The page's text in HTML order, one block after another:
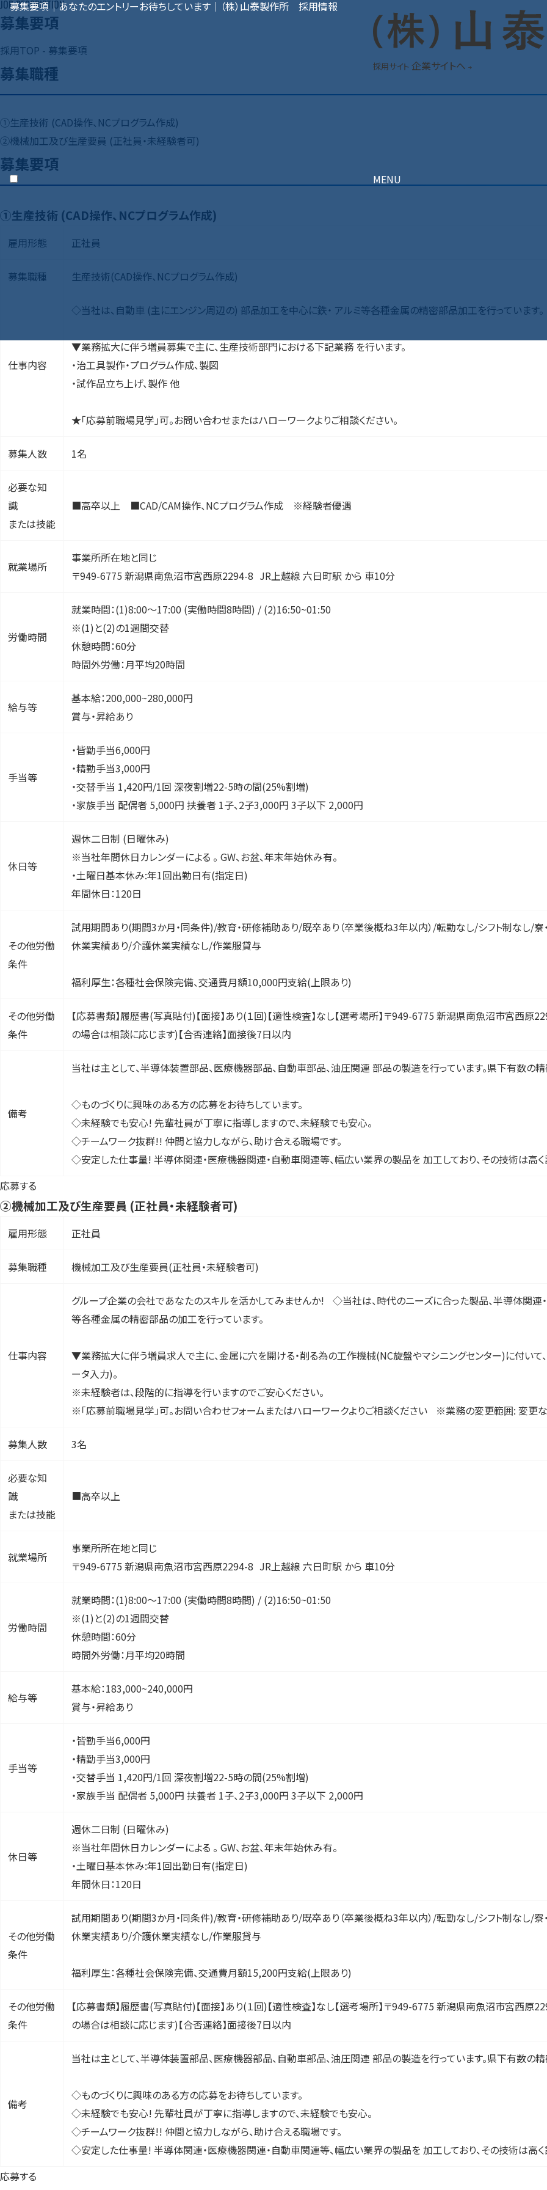
募集要項｜あなたのエントリーお待ちしています｜（株）山泰製作所 採用情報
採用サイト 企業サイトへ
MENU
JOB DESCRIPTION
募集要項
採用TOP - 募集要項
募集職種
①生産技術 (CAD操作、NCプログラム作成)
②機械加工及び生産要員 (正社員・未経験者可)
募集要項
①生産技術 (CAD操作、NCプログラム作成)
雇用形態 正社員
募集職種 生産技術(CAD操作、NCプログラム作成)
仕事内容
◇当社は、自動車 (主にエンジン周辺の) 部品加工を中心に鉄・ アルミ等各種金属の精密部品加工を行っています。
▼業務拡大に伴う増員募集で主に、生産技術部門における下記業務 を行います。
・治工具製作・プログラム作成、製図
・試作品立ち上げ、製作 他
★「応募前職場見学」可。お問い合わせまたはハローワークよりご相談ください。
募集人数 1名
必要な知
識
または技能
■高卒以上 ■CAD/CAM操作、NCプログラム作成 ※経験者優遇
就業場所
事業所所在地と同じ
〒949-6775 新潟県南魚沼市宮西原2294-8 JR上越線 六日町駅 から 車10分
労働時間
就業時間：(1)8:00～17:00 (実働時間8時間) / (2)16:50~01:50
※(1)と(2)の1週間交替
休憩時間：60分
時間外労働：月平均20時間
給与等
基本給：200,000~280,000円
賞与・昇給あり
手当等
・皆勤手当6,000円
・精勤手当3,000円
・交替手当 1,420円/1回 深夜割増22-5時の間(25%割増)
・家族手当 配偶者 5,000円 扶養者 1子、2子3,000円 3子以下 2,000円
休日等
週休二日制 (日曜休み)
※当社年間休日カレンダーによる 。 GW、お盆、年末年始休み有。
・土曜日基本休み:年1回出勤日有(指定日)
年間休日：120日
その他労働
条件
試用期間あり(期間3か月・同条件)/教育・研修補助あり/既卒あり（卒業後概ね3年以内）/転勤なし/シフト制なし
休業実績あり/介護休業実績なし/作業服貸与
福利厚生：各種社会保険完備、交通費月額10,000円支給(上限あり)
その他労働
条件
【応募書類】履歴書(写真貼付)【面接】あり(１回)【適性検査】なし【選考場所】〒949-6775 新潟県南魚沼市宮西
の場合は相談に応じます)【合否連絡】面接後7日以内
備考
当社は主として、半導体装置部品、医療機器部品、自動車部品、油圧関連 部品の製造を行っています。県下有数の
◇ものづくりに興味のある方の応募をお待ちしています。
◇未経験でも安心! 先輩社員が丁寧に指導しますので、未経験でも安心。
◇チームワーク抜群!! 仲間と協力しながら、助け合える職場です。
◇安定した仕事量! 半導体関連・医療機器関連・自動車関連等、幅広い業界の製品を 加工しており、その技術は高く
応募する
②機械加工及び生産要員 (正社員・未経験者可)
雇用形態 正社員
募集職種 機械加工及び生産要員(正社員・未経験者可)
仕事内容
グループ企業の会社であなたのスキルを活かしてみませんか! ◇当社は、時代のニーズに合った製品、半導体関連
等各種金属の精密部品の加工を行っています。
▼業務拡大に伴う増員求人で主に、金属に穴を開ける・削る為の工作機械(NC旋盤やマシニングセンター)に付いて
ータ入力)。
※未経験者は、段階的に指導を行いますのでご安心ください。
※「応募前職場見学」可。お問い合わせフォームまたはハローワークよりご相談ください ※業務の変更範囲: 変更な
募集人数 3名
必要な知
識
または技能
■高卒以上
就業場所
事業所所在地と同じ
〒949-6775 新潟県南魚沼市宮西原2294-8 JR上越線 六日町駅 から 車10分
労働時間
就業時間：(1)8:00～17:00 (実働時間8時間) / (2)16:50~01:50
※(1)と(2)の1週間交替
休憩時間：60分
時間外労働：月平均20時間
給与等
基本給：183,000~240,000円
賞与・昇給あり
手当等
・皆勤手当6,000円
・精勤手当3,000円
・交替手当 1,420円/1回 深夜割増22-5時の間(25%割増)
・家族手当 配偶者 5,000円 扶養者 1子、2子3,000円 3子以下 2,000円
休日等
週休二日制 (日曜休み)
※当社年間休日カレンダーによる 。 GW、お盆、年末年始休み有。
・土曜日基本休み:年1回出勤日有(指定日)
年間休日：120日
その他労働
条件
試用期間あり(期間3か月・同条件)/教育・研修補助あり/既卒あり（卒業後概ね3年以内）/転勤なし/シフト制なし
休業実績あり/介護休業実績なし/作業服貸与
福利厚生：各種社会保険完備、交通費月額15,200円支給(上限あり)
その他労働
条件
【応募書類】履歴書(写真貼付)【面接】あり(１回)【適性検査】なし【選考場所】〒949-6775 新潟県南魚沼市宮西
の場合は相談に応じます)【合否連絡】面接後7日以内
備考
当社は主として、半導体装置部品、医療機器部品、自動車部品、油圧関連 部品の製造を行っています。県下有数の
◇ものづくりに興味のある方の応募をお待ちしています。
◇未経験でも安心! 先輩社員が丁寧に指導しますので、未経験でも安心。
◇チームワーク抜群!! 仲間と協力しながら、助け合える職場です。
◇安定した仕事量! 半導体関連・医療機器関連・自動車関連等、幅広い業界の製品を 加工しており、その技術は高く
応募する